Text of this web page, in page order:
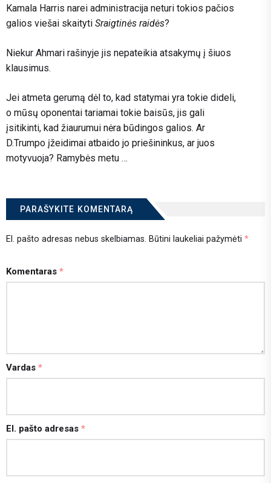
Kamala Harris narei administracija neturi tokios pačios
galios viešai skaityti Sraigtinės raidės?
Niekur Ahmari rašinyje jis nepateikia atsakymų į šiuos
klausimus.
Jei atmeta gerumą dėl to, kad statymai yra tokie dideli,
o mūsų oponentai tariamai tokie baisūs, jis gali
įsitikinti, kad žiaurumui nėra būdingos galios. Ar
D.Trumpo įžeidimai atbaido jo priešininkus, ar juos
motyvuoja? Ramybės metu …
PARAŠYKITE KOMENTARĄ
El. pašto adresas nebus skelbiamas. Būtini laukeliai pažymėti *
Komentaras *
Vardas *
El. pašto adresas *